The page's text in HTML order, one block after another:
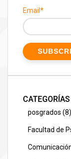
Email *
CATEGORÍAS
posgrados (8)
Facultad de